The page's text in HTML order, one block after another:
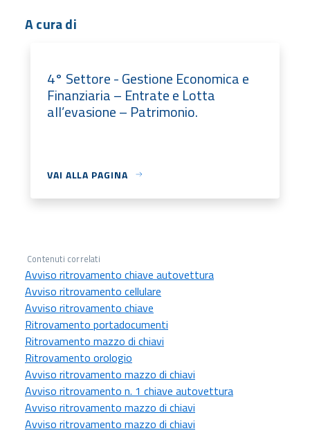
A cura di
4° Settore - Gestione Economica e
Finanziaria – Entrate e Lotta
all’evasione – Patrimonio.
VAI ALLA PAGINA
Contenuti correlati
Avviso ritrovamento chiave autovettura
Avviso ritrovamento cellulare
Avviso ritrovamento chiave
Ritrovamento portadocumenti
Ritrovamento mazzo di chiavi
Ritrovamento orologio
Avviso ritrovamento mazzo di chiavi
Avviso ritrovamento n. 1 chiave autovettura
Avviso ritrovamento mazzo di chiavi
Avviso ritrovamento mazzo di chiavi